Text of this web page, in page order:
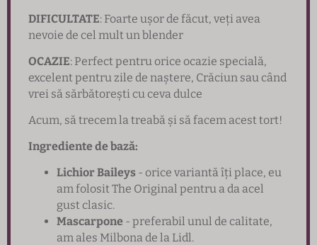
DIFICULTATE: Foarte ușor de făcut, veți avea
nevoie de cel mult un blender
OCAZIE: Perfect pentru orice ocazie specială,
excelent pentru zile de naștere, Crăciun sau când
vrei să sărbătorești cu ceva dulce
Acum, să trecem la treabă și să facem acest tort!
Ingrediente de bază:
Lichior Baileys - orice variantă îți place, eu
am folosit The Original pentru a da acel
gust clasic.
Mascarpone - preferabil unul de calitate,
am ales Milbona de la Lidl.